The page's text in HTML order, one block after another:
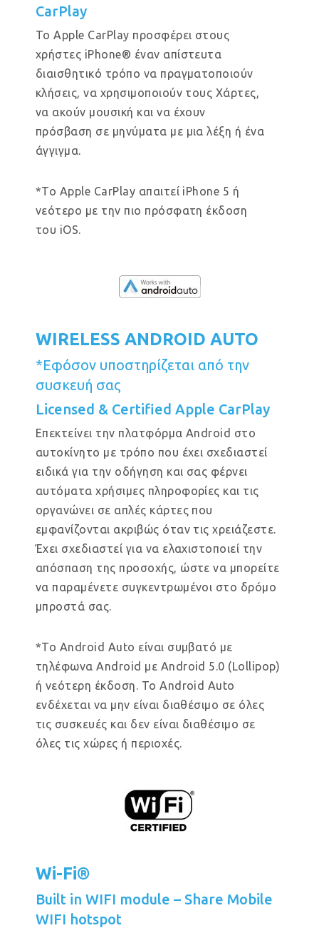
CarPlay
Το Apple CarPlay προσφέρει στους
χρήστες iPhone® έναν απίστευτα
διαισθητικό τρόπο να πραγματοποιούν
κλήσεις, να χρησιμοποιούν τους Χάρτες,
να ακούν μουσική και να έχουν
πρόσβαση σε μηνύματα με μια λέξη ή ένα
άγγιγμα.
*Το Apple CarPlay απαιτεί iPhone 5 ή
νεότερο με την πιο πρόσφατη έκδοση
του iOS.
WIRELESS ANDROID AUTO
*Εφόσον υποστηρίζεται από την
συσκευή σας
Licensed & Certified Apple CarPlay
Επεκτείνει την πλατφόρμα Android στο
αυτοκίνητο με τρόπο που έχει σχεδιαστεί
ειδικά για την οδήγηση και σας φέρνει
αυτόματα χρήσιμες πληροφορίες και τις
οργανώνει σε απλές κάρτες που
εμφανίζονται ακριβώς όταν τις χρειάζεστε.
Έχει σχεδιαστεί για να ελαχιστοποιεί την
απόσπαση της προσοχής, ώστε να μπορείτε
να παραμένετε συγκεντρωμένοι στο δρόμο
μπροστά σας.
*Το Android Auto είναι συμβατό με
τηλέφωνα Android με Android 5.0 (Lollipop)
ή νεότερη έκδοση. Το Android Auto
ενδέχεται να μην είναι διαθέσιμο σε όλες
τις συσκευές και δεν είναι διαθέσιμο σε
όλες τις χώρες ή περιοχές.
Wi-Fi®
Built in WIFI module – Share Mobile
WIFI hotspot